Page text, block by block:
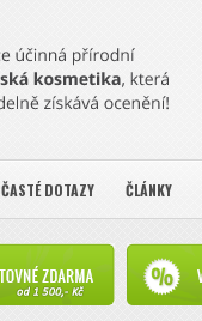
ČASTÉ DOTAZY ČLÁNKY